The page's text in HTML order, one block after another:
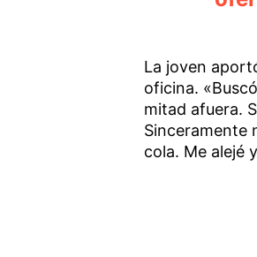
La joven
oficina.
mitad afuera.
Sinceramente
cola. Me alejé